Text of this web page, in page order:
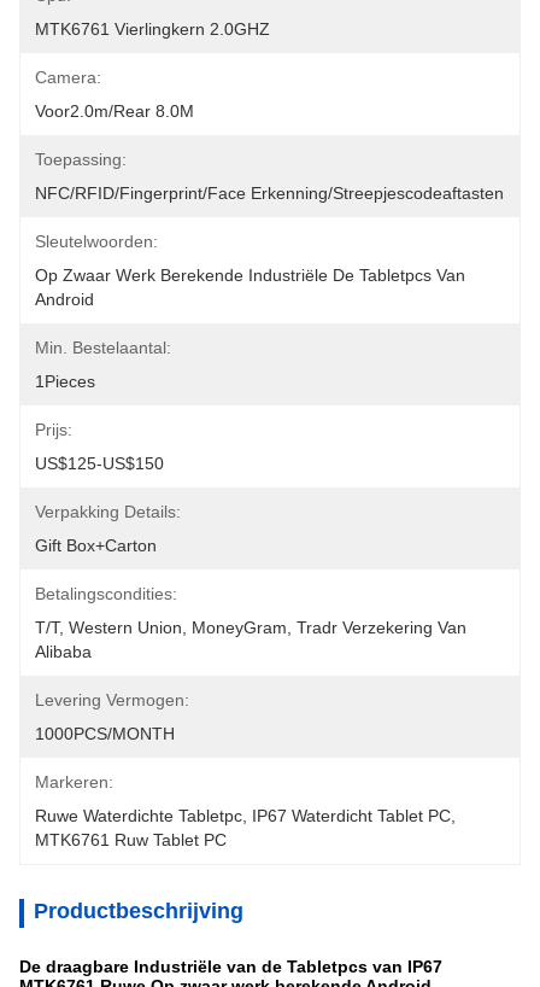
MTK6761 Vierlingkern 2.0GHZ
Camera:
Voor2.0m/rear 8.0M
Toepassing:
NFC/RFID/fingerprint/Face Erkenning/streepjescodeaftasten
Sleutelwoorden:
Op Zwaar Werk Berekende Industriële De Tabletpcs Van
Android
Min. Bestelaantal:
1Pieces
Prijs:
US$125-US$150
Verpakking Details:
Gift Box+carton
Betalingscondities:
T/T, Western Union, MoneyGram, Tradr Verzekering Van
Alibaba
Levering Vermogen:
1000PCS/MONTH
Markeren:
Ruwe Waterdichte Tabletpc IP67 Waterdicht Tablet PC
MTK6761 Ruw Tablet PC
Productbeschrijving
De draagbare Industriële van de Tabletpcs van IP67